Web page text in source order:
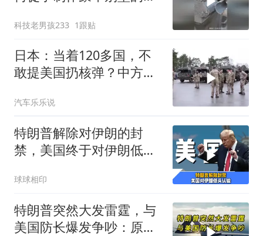
科技老男孩233 1跟贴
日本：当着120多国，不
敢提美国扔核弹？中方：
汽车乐乐说
特朗普解除对伊朗的封
禁，美国终于对伊朗低头
球球相印
特朗普突然大发雷霆，与
美国防长爆发争吵：原来